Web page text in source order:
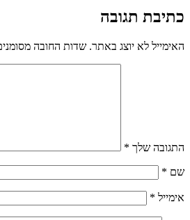
כתיבת תגובה
האימייל לא יוצג באתר. שדות החובה
התגובה שלך *
שם *
אימייל *